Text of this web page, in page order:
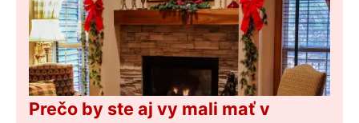
Prečo by ste aj vy mali mať v